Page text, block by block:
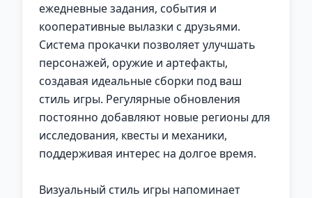
ежедневные задания, события и
кооперативные вылазки с друзьями.
Система прокачки позволяет улучшать
персонажей, оружие и артефакты,
создавая идеальные сборки под ваш
стиль игры. Регулярные обновления
постоянно добавляют новые регионы для
исследования, квесты и механики,
поддерживая интерес на долгое время.
Визуальный стиль игры напоминает